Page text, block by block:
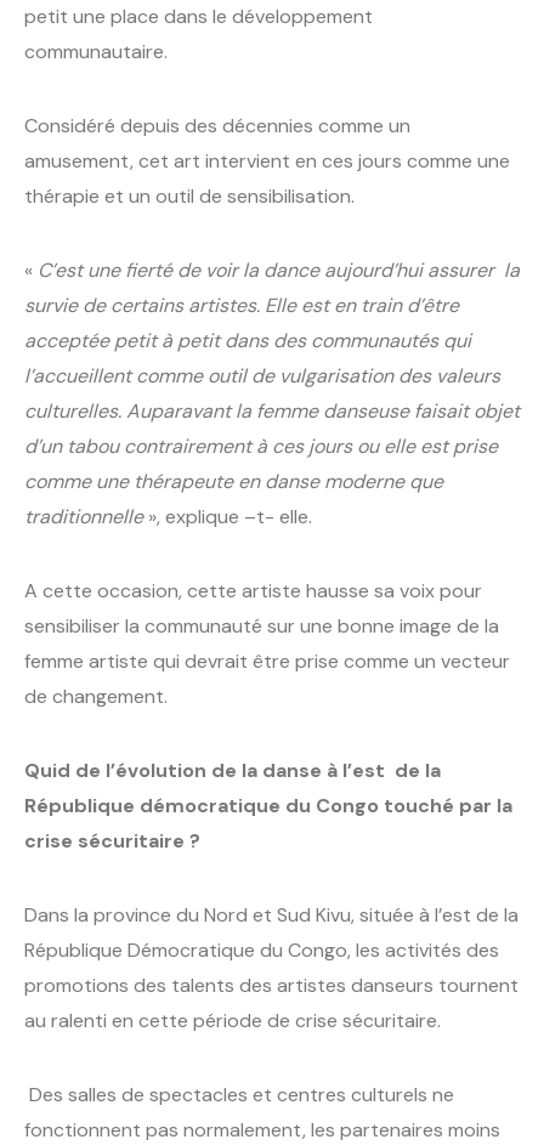
petit une place dans le développement
communautaire.
Considéré depuis des décennies comme un
amusement, cet art intervient en ces jours comme une
thérapie et un outil de sensibilisation.
« C’est une fierté de voir la dance aujourd’hui assurer la
survie de certains artistes. Elle est en train d’être
acceptée petit à petit dans des communautés qui
l’accueillent comme outil de vulgarisation des valeurs
culturelles. Auparavant la femme danseuse faisait objet
d’un tabou contrairement à ces jours ou elle est prise
comme une thérapeute en danse moderne que
traditionnelle», explique –t- elle.
A cette occasion, cette artiste hausse sa voix pour
sensibiliser la communauté sur une bonne image de la
femme artiste qui devrait être prise comme un vecteur
de changement.
Quid de l’évolution de la danse à l’est de la
République démocratique du Congo touché par la
crise sécuritaire ?
Dans la province du Nord et Sud Kivu, située à l’est de la
République Démocratique du Congo, les activités des
promotions des talents des artistes danseurs tournent
au ralenti en cette période de crise sécuritaire.
Des salles de spectacles et centres culturels ne
fonctionnent pas normalement, les partenaires moins